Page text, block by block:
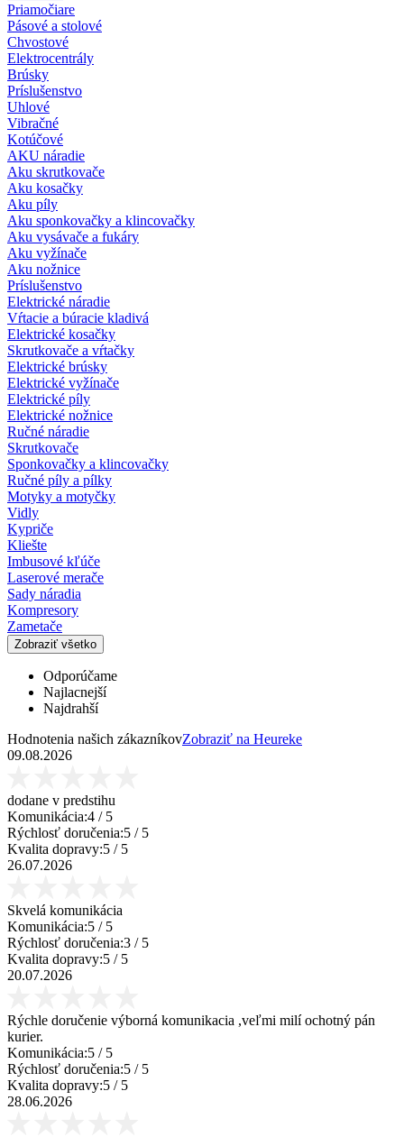
Priamočiare
Pásové a stolové
Chvostové
Elektrocentrály
Brúsky
Príslušenstvo
Uhlové
Vibračné
Kotúčové
AKU náradie
Aku skrutkovače
Aku kosačky
Aku píly
Aku sponkovačky a klincovačky
Aku vysávače a fukáry
Aku vyžínače
Aku nožnice
Príslušenstvo
Elektrické náradie
Vŕtacie a búracie kladivá
Elektrické kosačky
Skrutkovače a vŕtačky
Elektrické brúsky
Elektrické vyžínače
Elektrické píly
Elektrické nožnice
Ručné náradie
Skrutkovače
Sponkovačky a klincovačky
Ručné píly a pílky
Motyky a motyčky
Vidly
Kypriče
Kliešte
Imbusové kľúče
Laserové merače
Sady náradia
Kompresory
Zametače
Zobraziť všetko
Odporúčame
Najlacnejší
Najdrahší
Hodnotenia našich zákazníkovZobraziť na Heureke
09.08.2026
dodane v predstihu
Komunikácia:4 / 5
Rýchlosť doručenia:5 / 5
Kvalita dopravy:5 / 5
26.07.2026
Skvelá komunikácia
Komunikácia:5 / 5
Rýchlosť doručenia:3 / 5
Kvalita dopravy:5 / 5
20.07.2026
Rýchle doručenie výborná komunikacia ,veľmi milí ochotný pán
kurier.
Komunikácia:5 / 5
Rýchlosť doručenia:5 / 5
Kvalita dopravy:5 / 5
28.06.2026